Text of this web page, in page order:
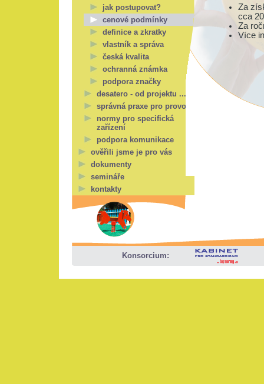
Za
cca
Za
Více
jak postupovat?
cenové podmínky
definice a zkratky
vlastník a správa
česká kvalita
ochranná známka
podpora značky
desatero - od projektu ...
správná praxe pro provoz
normy pro specifická
zařízení
podpora komunikace
ověřili jsme je pro vás
dokumenty
semináře
kontakty
Konsorcium: